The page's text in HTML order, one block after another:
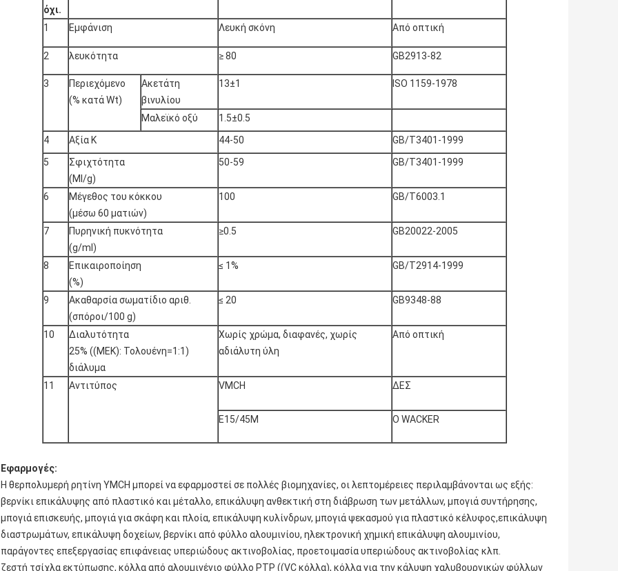
όχι.
1 Εμφάνιση Λευκή σκόνη Από οπτική
2 λευκότητα ≥ 80 GB2913-82
3
Περιεχόμενο
(% κατά Wt)
Ακετάτη
βινυλίου
13±1 ISO 1159-1978
Μαλεϊκό οξύ
1.5±0.5
4
Αξία K 44-50
GB/T3401-1999
5
Σφιχτότητα
(Ml/g)
50-59 GB/T3401-1999
6
Μέγεθος του κόκκου
(μέσω 60 ματιών)
100 GB/T6003.1
7
Πυρηνική πυκνότητα
(g/ml)
≥0.5 GB20022-2005
8
Επικαιροποίηση
(%)
≤ 1% GB/T2914-1999
9
Ακαθαρσία σωματίδιο αριθ.
(σπόροι/100 g)
≤ 20 GB9348-88
10
Διαλυτότητα
25% ((MEK): Τολουένη=1:1)
διάλυμα
Χωρίς χρώμα, διαφανές, χωρίς
αδιάλυτη ύλη
Από οπτική
11 Αντιτύπος VMCH ΔΕΣ
Ε15/45Μ Ο WACKER
Εφαρμογές:
Η θερπολυμερή ρητίνη YMCH μπορεί να εφαρμοστεί σε πολλές βιομηχανίες, οι λεπτομέρειες περιλαμβάνονται ως εξής:
βερνίκι επικάλυψης από πλαστικό και μέταλλο, επικάλυψη ανθεκτική στη διάβρωση των μετάλλων, μπογιά συντήρησης,
μπογιά επισκευής, μπογιά για σκάφη και πλοία, επικάλυψη κυλίνδρων, μπογιά ψεκασμού για πλαστικό κέλυφος,επικάλυψη
διαστρωμάτων, επικάλυψη δοχείων, βερνίκι από φύλλο αλουμινίου, ηλεκτρονική χημική επικάλυψη αλουμινίου,
παράγοντες επεξεργασίας επιφάνειας υπεριώδους ακτινοβολίας, προετοιμασία υπεριώδους ακτινοβολίας κλπ.
ζεστή τσίχλα εκτύπωσης, κόλλα από αλουμινένιο φύλλο PTP ((VC κόλλα), κόλλα για την κάλυψη χαλυβουργικών φύλλων